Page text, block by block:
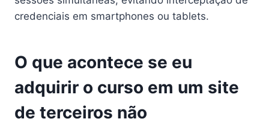
credenciais em smartphones ou tablets.
O que acontece se eu
adquirir o curso em um site
de terceiros não